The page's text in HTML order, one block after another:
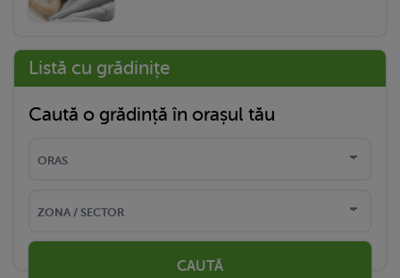
Listă cu grădinițe
Caută o grădință în orașul tău
CAUTĂ